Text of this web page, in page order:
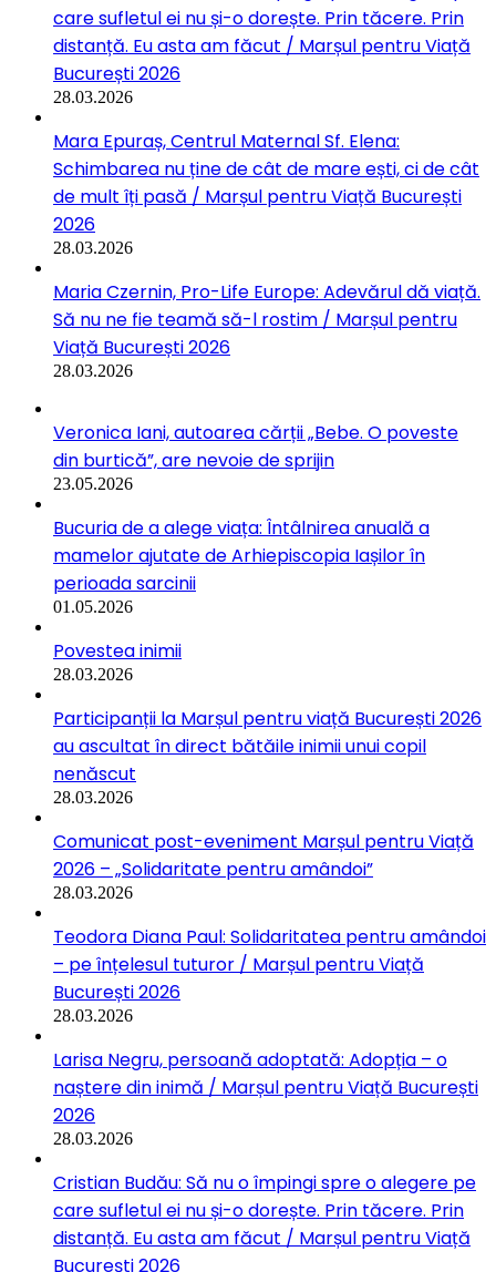
care sufletul ei nu și-o dorește. Prin tăcere. Prin
distanță. Eu asta am făcut / Marșul pentru Viață
București 2026
28.03.2026
Mara Epuraș, Centrul Maternal Sf. Elena:
Schimbarea nu ține de cât de mare ești, ci de cât
de mult îți pasă / Marșul pentru Viață București
2026
28.03.2026
Maria Czernin, Pro-Life Europe: Adevărul dă viață.
Să nu ne fie teamă să-l rostim / Marșul pentru
Viață București 2026
28.03.2026
Veronica Iani, autoarea cărții „Bebe. O poveste
din burtică”, are nevoie de sprijin
23.05.2026
Bucuria de a alege viața: Întâlnirea anuală a
mamelor ajutate de Arhiepiscopia Iașilor în
perioada sarcinii
01.05.2026
Povestea inimii
28.03.2026
Participanții la Marșul pentru viață București 2026
au ascultat în direct bătăile inimii unui copil
nenăscut
28.03.2026
Comunicat post-eveniment Marșul pentru Viață
2026 – „Solidaritate pentru amândoi”
28.03.2026
Teodora Diana Paul: Solidaritatea pentru amândoi
– pe înțelesul tuturor / Marșul pentru Viață
București 2026
28.03.2026
Larisa Negru, persoană adoptată: Adopția – o
naștere din inimă / Marșul pentru Viață București
2026
28.03.2026
Cristian Budău: Să nu o împingi spre o alegere pe
care sufletul ei nu și-o dorește. Prin tăcere. Prin
distanță. Eu asta am făcut / Marșul pentru Viață
București 2026